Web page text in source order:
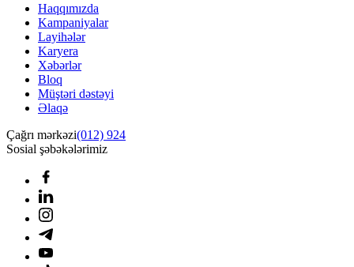
Haqqımızda
Kampaniyalar
Layihələr
Karyera
Xəbərlər
Bloq
Müştəri dəstəyi
Əlaqə
Çağrı mərkəzi(012) 924
Sosial şəbəkələrimiz